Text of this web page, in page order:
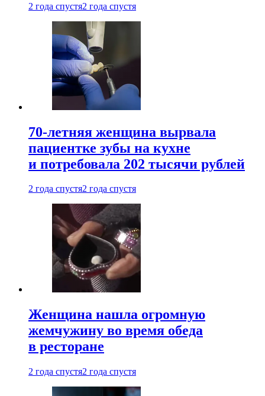
2 года спустя2 года спустя
70-летняя женщина вырвала
пациентке зубы на кухне
и потребовала 202 тысячи рублей
2 года спустя2 года спустя
Женщина нашла огромную
жемчужину во время обеда
в ресторане
2 года спустя2 года спустя